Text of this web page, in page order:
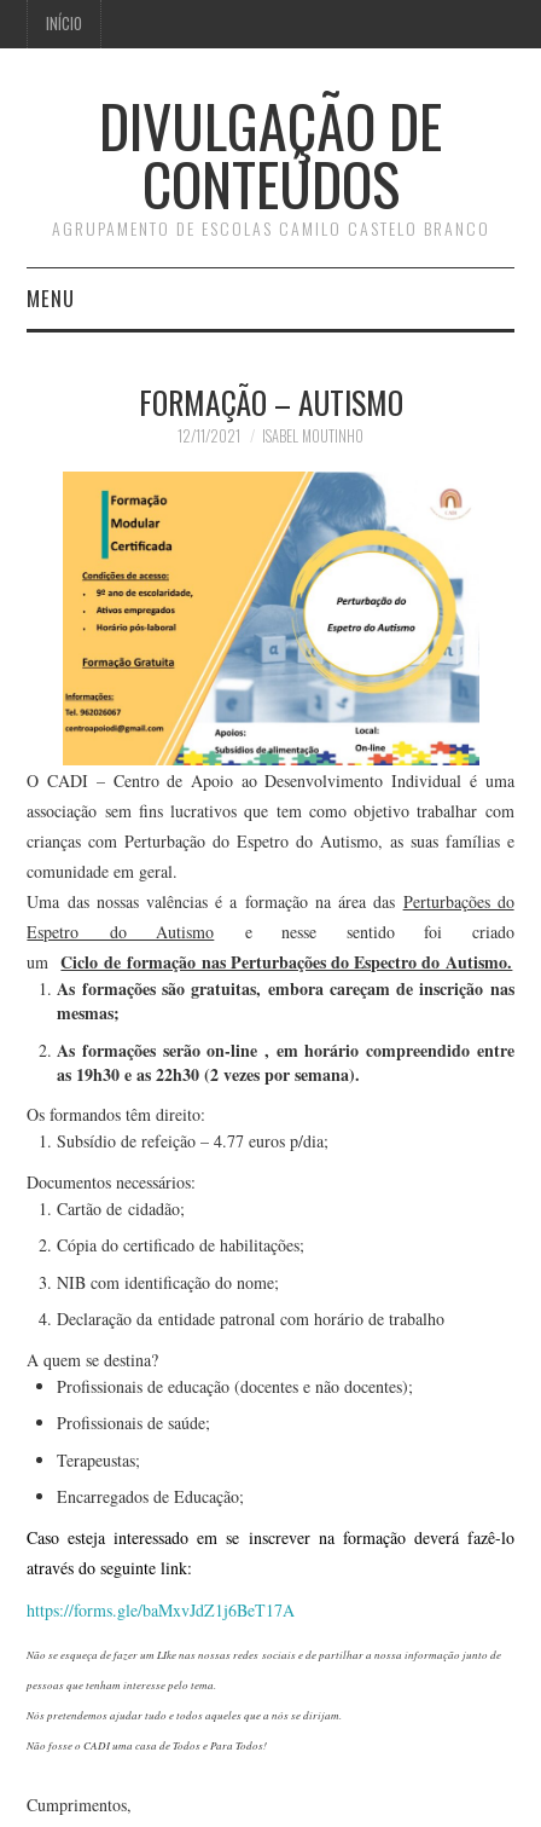
INÍCIO
DIVULGAÇÃO DE
CONTEÚDOS
AGRUPAMENTO DE ESCOLAS CAMILO CASTELO BRANCO
MENU
FORMAÇÃO – AUTISMO
12/11/2021 ISABEL MOUTINHO
O CADI – Centro de Apoio ao Desenvolvimento Individual é uma
associação sem fins lucrativos que tem como objetivo trabalhar com
crianças com Perturbação do Espetro do Autismo, as suas famílias e
comunidade em geral.
Uma das nossas valências é a formação na área das Perturbações do
Espetro do Autismo e nesse sentido foi criado
umCiclo de formação nas Perturbações do Espectro do Autismo.
As formações são gratuitas, embora careçam de inscrição nas
mesmas;
As formações serão on-line , em horário compreendido entre
as 19h30 e as 22h30 (2 vezes por semana).
Os formandos têm direito:
Subsídio de refeição – 4.77 euros p/dia;
Documentos necessários:
Cartão de cidadão;
Cópia do certificado de habilitações;
NIB com identificação do nome;
Declaração da entidade patronal com horário de trabalho
A quem se destina?
Profissionais de educação (docentes e não docentes);
Profissionais de saúde;
Terapeustas;
Encarregados de Educação;
Caso esteja interessado em se inscrever na formação deverá fazê-lo
através do seguinte link:
https://forms.gle/baMxvJdZ1j6BeT17A
Não se esqueça de fazer um LIke nas nossas redes sociais e de partilhar a nossa informação junto de
pessoas que tenham interesse pelo tema.
Nós pretendemos ajudar tudo e todos aqueles que a nós se dirijam.
Não fosse o CADI uma casa de Todos e Para Todos!
Cumprimentos,